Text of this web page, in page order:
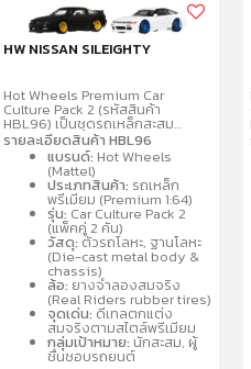
HW NISSAN SILEIGHTY
Hot Wheels Premium Car
Culture Pack 2 (รหัสสินค้า
HBL96) เป็นชุดรถเหล็กสะสม
พรีเมียมขนาด 1:64 จำนวน 2 คันต่อ
แพ็ค โดดเด่นด้วยรายละเอียด
สมจริง ล้อจำลองยางจริง ตัวรถ
และฐานผลิตจากโลหะ
(Metal/Metal) คละแบบรถสปอร์ต
และรถแข่งที่เป็นที่นิยม เช่น
Porsche, Audi, Nissan เหมาะ
สำหรับนักสะสมอายุ 3 ปีขึ้นไป
รายละเอียดสินค้า HBL96
แบรนด์: Hot Wheels
(Mattel)
ประเภทสินค้า: รถเหล็ก
พรีเมียม (Premium 1:64)
รุ่น: Car Culture Pack 2
(แพ็คคู่ 2 คัน)
วัสดุ: ตัวรถโลหะ, ฐานโลหะ
(Die-cast metal body &
chassis)
ล้อ: ยางจำลองสมจริง
(Real Riders rubber tires)
จุดเด่น: ดีเทลตกแต่ง
สมจริงตามสไตล์พรีเมียม
กลุ่มเป้าหมาย: นักสะสม, ผู้
ชื่นชอบรถยนต์